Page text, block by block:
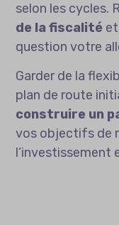
selon les cycles.
de la fiscalité
question votre
Garder de la
plan de route
construire un
vos objectifs de
l’investissement